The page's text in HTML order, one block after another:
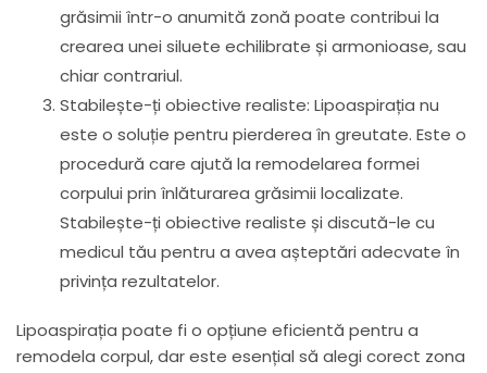
grăsimii într-o anumită zonă poate contribui la
crearea unei siluete echilibrate și armonioase, sau
chiar contrariul.
Stabilește-ți obiective realiste: Lipoaspirația nu
este o soluție pentru pierderea în greutate. Este o
procedură care ajută la remodelarea formei
corpului prin înlăturarea grăsimii localizate.
Stabilește-ți obiective realiste și discută-le cu
medicul tău pentru a avea așteptări adecvate în
privința rezultatelor.
Lipoaspirația poate fi o opțiune eficientă pentru a
remodela corpul, dar este esențial să alegi corect zona